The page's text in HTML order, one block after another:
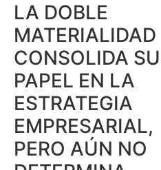
LA DOBLE
MATERIALIDAD
CONSOLIDA SU
PAPEL EN LA
ESTRATEGIA
EMPRESARIAL,
PERO AÚN NO